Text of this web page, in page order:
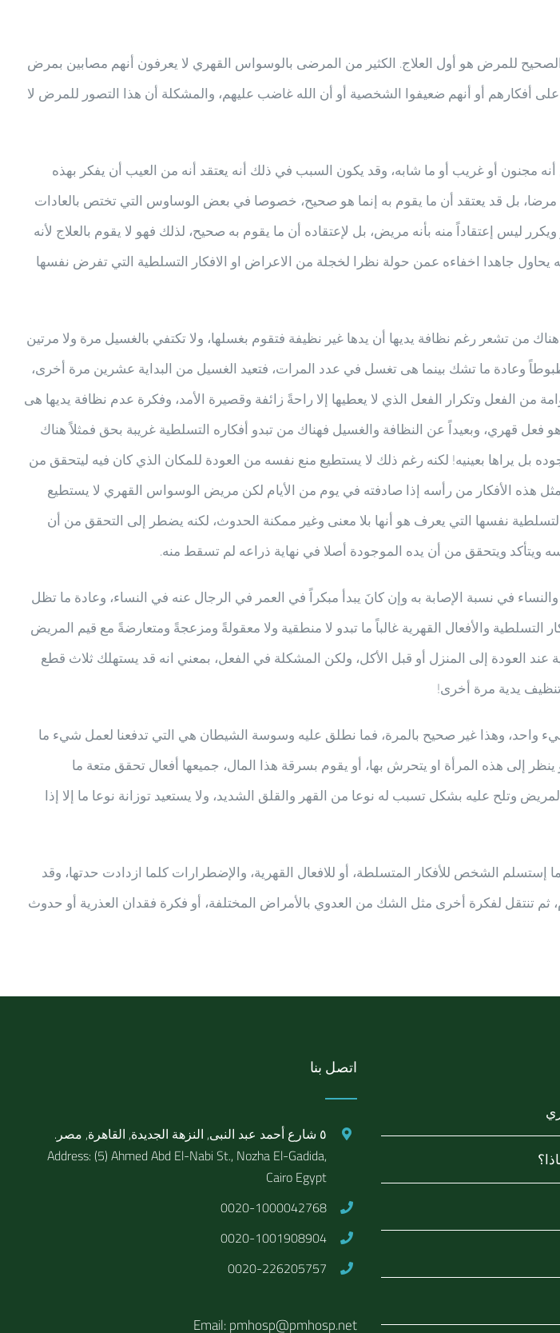
للمرض هو أول العلاج. الكثير من المرضى بالوسواس القهري لا يعرفون أنهم مصابين بمرض
أفكارهم أو أنهم ضعيفوا الشخصية أو أن الله غاضب عليهم، والمشكلة أن هذا التصور للمرض لا
أو غريب أو ما شابه، وقد يكون السبب في ذلك أنه يعتقد أنه من العيب أن يفكر بهذه
بل قد يعتقد أن ما يقوم به إنما هو صحيح، خصوصا في بعض الوساوس التي تختص بالعادات
ليس إعتقاداً منه بأنه مريض، بل لإعتقاده أن ما يقوم به صحيح، لذلك فهو لا يقوم بالعلاج لأنه
يحاول جاهدا اخفاءه عمن حولة نظرا لخجلة من الاعراض او الافكار التسلطية التي تفرض نفسها
تشعر رغم نظافة يديها أن يدها غير نظيفة فتقوم بغسلها، ولا تكتفي بالغسيل مرة ولا مرتين
وعادة ما تشك بينما هى تغسل في عدد المرات، فتعيد الغسيل من البداية عشرين مرة أخرى،
الفعل وتكرار الفعل الذي لا يعطيها إلا راحةً زائفة وقصيرة الأمد، وفكرة عدم نظافة يديها هى
قهري، وبعيداً عن النظافة والغسيل فهناك من تبدو أفكاره التسلطية غريبة بحق فمثلاً هناك
يراها بعينيه! لكنه رغم ذلك لا يستطيع منع نفسه من العودة للمكان الذي كان فيه ليتحقق من
هذه الأفكار من رأسه إذا صادفته في يوم من الأيام لكن مريض الوسواس القهري لا يستطيع
نفسها التي يعرف هو أنها بلا معنى وغير ممكنة الحدوث، لكنه يضطر إلى التحقق من أن
ويتأكد ويتحقق من أن يده الموجودة أصلا في نهاية ذراعه لم تسقط منه.
في نسبة الإصابة به وإن كانَ يبدأ مبكراً في العمر في الرجال عنه في النساء، وعادة ما تظل
والأفعال القهرية غالباً ما تبدو لا منطقية ولا معقولةً ومزعجةً ومتعارضةً مع قيم المريض
العودة إلى المنزل أو قبل الأكل، ولكن المشكلة في الفعل، بمعني انه قد يستهلك ثلاث قطع
يدية مرة أخرى!
وهذا غير صحيح بالمرة، فما نطلق عليه وسوسة الشيطان هي التي تدفعنا لعمل شيء ما
إلى هذه المرأة او يتحرش بها، أو يقوم بسرقة هذا المال، جميعها أفعال تحقق متعة ما
وتلح عليه بشكل تسبب له نوعا من القهر والقلق الشديد، ولا يستعيد توزانة نوعا ما إلا إذا
الشخص للأفكار المتسلطة، أو للافعال القهرية، والإضطرارات كلما ازدادت حدتها، وقد
تنتقل لفكرة أخرى مثل الشك من العدوي بالأمراض المختلفة، أو فكرة فقدان العذرية أو حدوث
اتصل بنا
٥ شارع أحمد عبد النبى, النزهة الجديدة, القاهرة, مصر.
Address: (5) Ahmed Abd El-Nabi St., Nozha El-Gadida,
Cairo Egypt
0020-1000042768
0020-1001908904
0020-226205757
Email: pmhosp@pmhosp.net